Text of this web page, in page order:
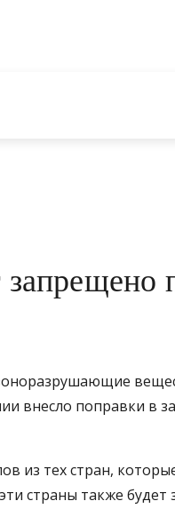
внесло поправки в
из тех стран,
страны также будет